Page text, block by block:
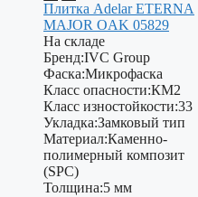
Плитка Adelar ETERNA
MAJOR OAK 05829
На складе
Бренд:IVC Group
Фаска:Микрофаска
Класс опасности:КМ2
Класс изностойкости:33
Укладка:Замковый тип
Материал:Каменно-
полимерный композит
(SPC)
Толщина:5 мм